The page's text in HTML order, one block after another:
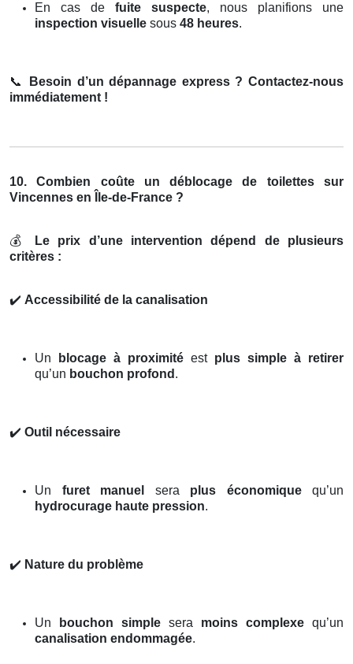
En cas de fuite suspecte, nous planifions une
inspection visuelle sous 48 heures.
📞
Besoin d’un dépannage express ? Contactez-nous
immédiatement !
10. Combien coûte un déblocage de toilettes sur
Vincennes en Île-de-France ?
💰
Le prix d’une intervention dépend de plusieurs
critères :
✔️ Accessibilité de la canalisation
Un blocage à proximité est plus simple à retirer
qu’un bouchon profond .
✔️ Outil nécessaire
Un furet manuel sera plus économiquequ’un
hydrocurage haute pression.
✔️ Nature du problème
Un bouchon simple sera moins complexe qu’un
canalisation endommagée.